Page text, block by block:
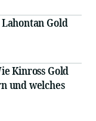
Gold
Kinross Gold
und welches